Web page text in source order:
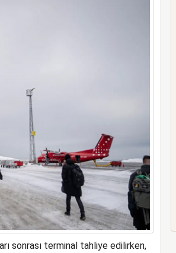
sonrası terminal tahliye edilirken,